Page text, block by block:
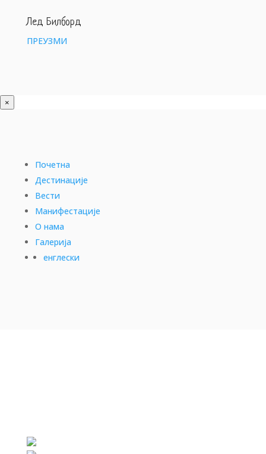
Лед Билборд
ПРЕУЗМИ
×
Почетна
Дестинације
Вести
Манифестације
О нама
Галерија
енглески